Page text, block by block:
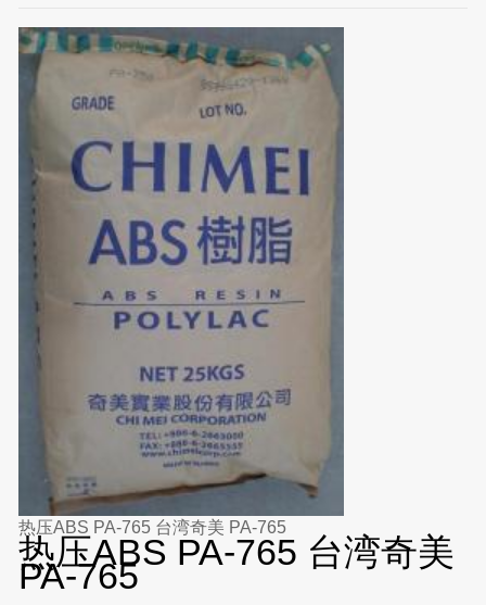
热压ABS PA-765 台湾奇美 PA-765
热压ABS PA-765 台湾奇美
PA-765